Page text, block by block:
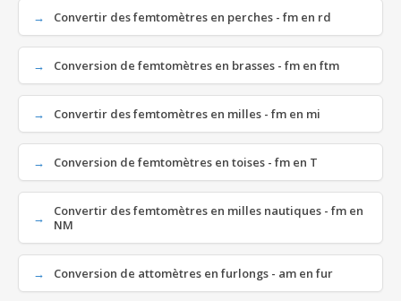
Convertir des femtomètres en perches - fm en rd
Conversion de femtomètres en brasses - fm en ftm
Convertir des femtomètres en milles - fm en mi
Conversion de femtomètres en toises - fm en T
Convertir des femtomètres en milles nautiques - fm en
NM
Conversion de attomètres en furlongs - am en fur